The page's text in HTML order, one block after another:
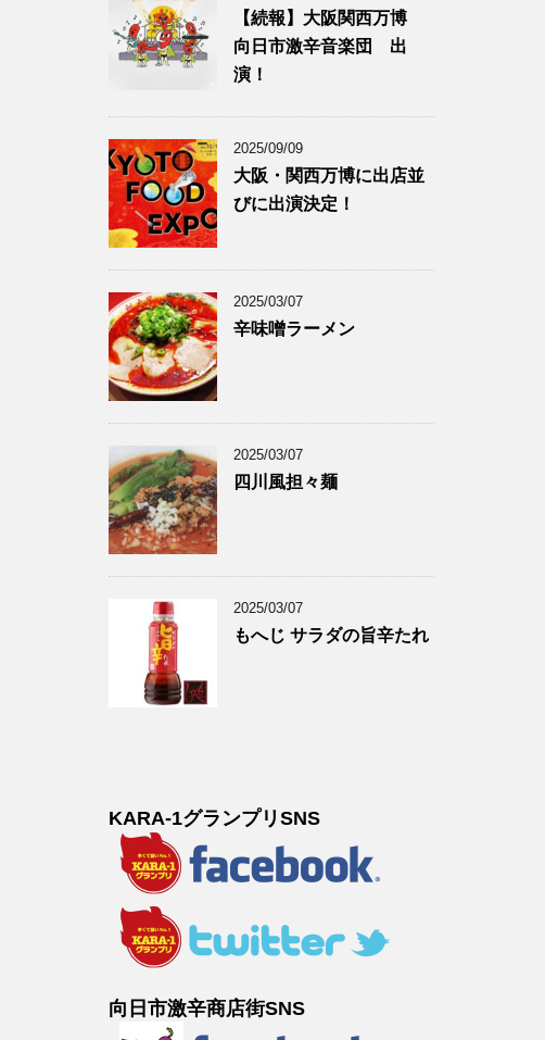
【続報】大阪関西万博
向日市激辛音楽団 出
演！
2025/09/09
大阪・関西万博に出店並
びに出演決定！
2025/03/07
辛味噌ラーメン
2025/03/07
四川風担々麺
2025/03/07
もへじ サラダの旨辛たれ
KARA-1グランプリSNS
向日市激辛商店街SNS